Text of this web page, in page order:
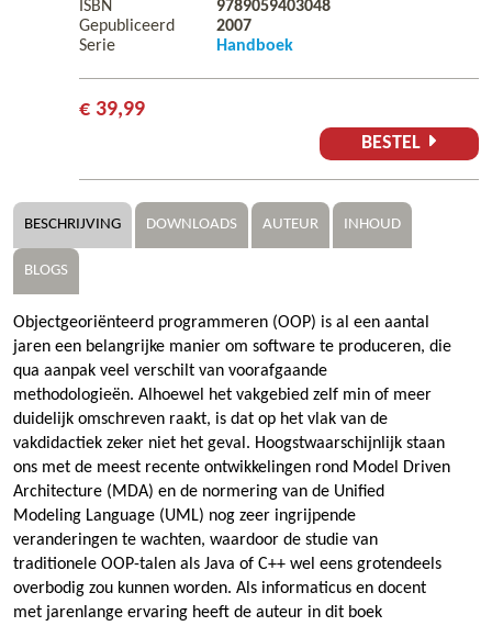
ISBN
9789059403048
Gepubliceerd
2007
Serie
Handboek
€ 39,99
BESTEL
BESCHRIJVING DOWNLOADS AUTEUR INHOUD
BLOGS
Objectgeoriënteerd programmeren (OOP) is al een aantal
jaren een belangrijke manier om software te produceren, die
qua aanpak veel verschilt van voorafgaande
methodologieën. Alhoewel het vakgebied zelf min of meer
duidelijk omschreven raakt, is dat op het vlak van de
vakdidactiek zeker niet het geval. Hoogstwaarschijnlijk staan
ons met de meest recente ontwikkelingen rond Model Driven
Architecture (MDA) en de normering van de Unified
Modeling Language (UML) nog zeer ingrijpende
veranderingen te wachten, waardoor de studie van
traditionele OOP-talen als Java of C++ wel eens grotendeels
overbodig zou kunnen worden. Als informaticus en docent
met jarenlange ervaring heeft de auteur in dit boek